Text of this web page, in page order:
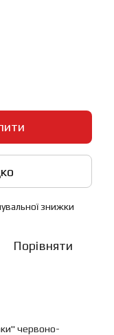
знижки
Порівняти
червоно-